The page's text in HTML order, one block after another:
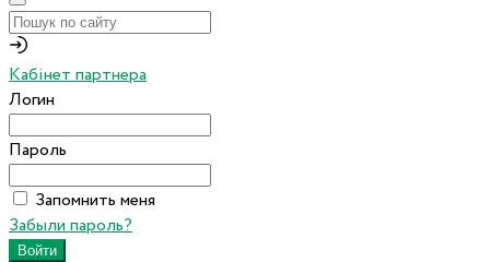
Кабінет партнера
Логин
Пароль
Запомнить меня
Забыли пароль?